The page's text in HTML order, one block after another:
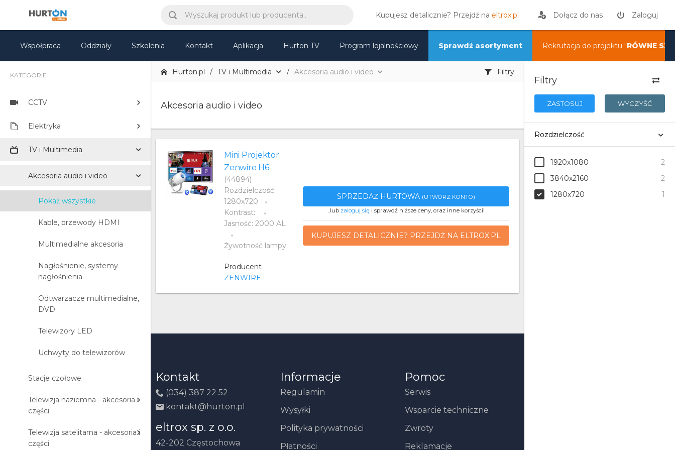
Kupujesz detalicznie? Przejdź na eltrox.pl Dołącz do nas Zaloguj
Współpraca Oddziały Szkolenia Kontakt Aplikacja Hurton TV Program lojalnościowy Sprawdź asortyment Rekrutacja do projektu "RÓWNE
KATEGORIE
CCTV
Elektryka
TV i Multimedia
Akcesoria audio i video
Pokaż wszystkie
Kable, przewody HDMI
Multimedialne akcesoria
Nagłośnienie, systemy
nagłośnienia
Odtwarzacze multimedialne,
DVD
Telewizory LED
Uchwyty do telewizorów
Stacje czołowe
Telewizja naziemna - akcesoria i
części
Telewizja satelitarna - akcesoria i
części
Hurton.pl TV i Multimedia Akcesoria audio i video Filtry
Akcesoria audio i video
Mini Projektor
Zenwire H6
(44894)
Rozdzielczość:
1280x720
Kontrast:
Jasność: 2000 AL
Żywotność lampy:
Producent
ZENWIRE
SPRZEDAŻ HURTOWA (UTWÓRZ KONTO)
..lub zaloguj sięi sprawdź niższe ceny, oraz inne korzyści!
KUPUJESZ DETALICZNIE? PRZEJDŹ NA ELTROX.PL
Kontakt
(034) 387 22 52
kontakt@hurton.pl
eltrox sp. z o.o.
42-202 Częstochowa
Informacje
Regulamin
Wysyłki
Polityka prywatności
Płatności
Pomoc
Serwis
Wsparcie techniczne
Zwroty
Reklamacje
Filtry
ZASTOSUJ WYCZYŚĆ
Rozdzielczość
1920x1080
2
3840x2160
2
1280x720
1